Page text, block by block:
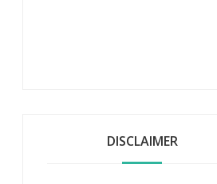
DISCLAIMER